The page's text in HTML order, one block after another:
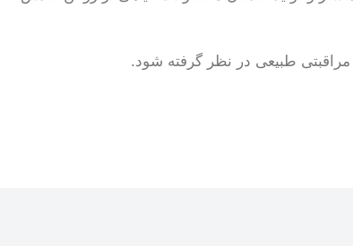
طبیعی در نظر گرفته شود.